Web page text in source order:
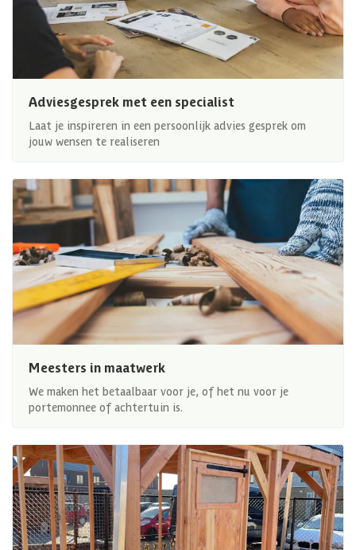
Adviesgesprek met een specialist
Laat je inspireren in een persoonlijk advies gesprek om
jouw wensen te realiseren
Meesters in maatwerk
We maken het betaalbaar voor je, of het nu voor je
portemonnee of achtertuin is.